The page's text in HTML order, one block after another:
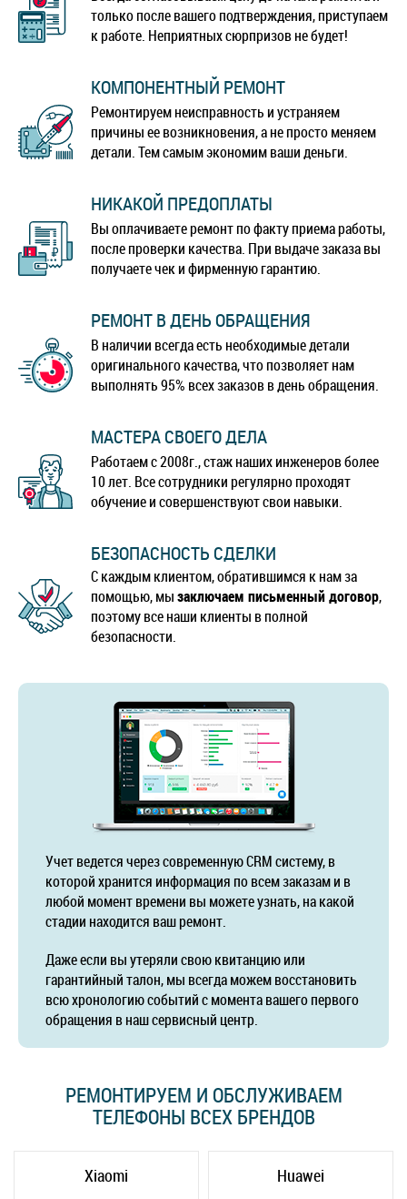
только после вашего подтверждения, приступаем
к работе. Неприятных сюрпризов не будет!
КОМПОНЕНТНЫЙ РЕМОНТ
Ремонтируем неисправность и устраняем
причины ее возникновения, а не просто меняем
детали. Тем самым экономим ваши деньги.
НИКАКОЙ ПРЕДОПЛАТЫ
Вы оплачиваете ремонт по факту приема работы,
после проверки качества. При выдаче заказа вы
получаете чек и фирменную гарантию.
РЕМОНТ В ДЕНЬ ОБРАЩЕНИЯ
В наличии всегда есть необходимые детали
оригинального качества, что позволяет нам
выполнять 95% всех заказов в день обращения.
МАСТЕРА СВОЕГО ДЕЛА
Работаем с 2008г., стаж наших инженеров более
10 лет. Все сотрудники регулярно проходят
обучение и совершенствуют свои навыки.
БЕЗОПАСНОСТЬ СДЕЛКИ
С каждым клиентом, обратившимся к нам за
помощью, мызаключаем письменный договор,
поэтому все наши клиенты в полной
безопасности.
Учет ведется через современную CRM систему, в
которой хранится информация по всем заказам и в
любой момент времени вы можете узнать, на какой
стадии находится ваш ремонт.
Даже если вы утеряли свою квитанцию или
гарантийный талон, мы всегда можем восстановить
всю хронологию событий с момента вашего первого
обращения в наш сервисный центр.
РЕМОНТИРУЕМ И ОБСЛУЖИВАЕМ
ТЕЛЕФОНЫ ВСЕХ БРЕНДОВ
Xiaomi Huawei